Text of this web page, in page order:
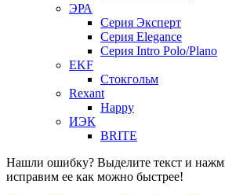
ЭРА
Серия Эксперт
Серия Elegance
Серия Intro Polo/Plano
EKF
Стокгольм
Rexant
Happy
ИЭК
BRITE
Нашли ошибку? Выделите текст и
исправим ее как можно быстрее!